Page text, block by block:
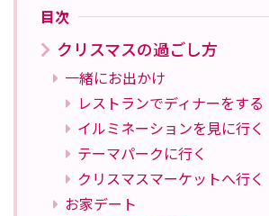
目次
クリスマスの過ごし方
一緒にお出かけ
レストランでディナーをする
イルミネーションを見に行く
テーマパークに行く
クリスマスマーケットへ行く
お家デート